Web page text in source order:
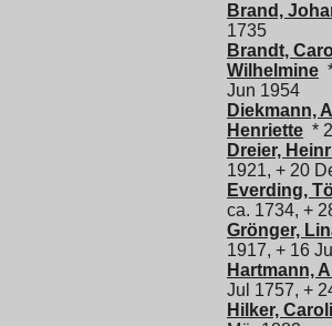
Brand,
1735
Brandt,
Wilhelmine
Jun 1954
Diekmann,
Henriette *
Dreier,
1921, + 20
Everding,
ca. 1734, +
Grönger,
1917, + 16
Hartmann,
Jul 1757, +
Hilker,